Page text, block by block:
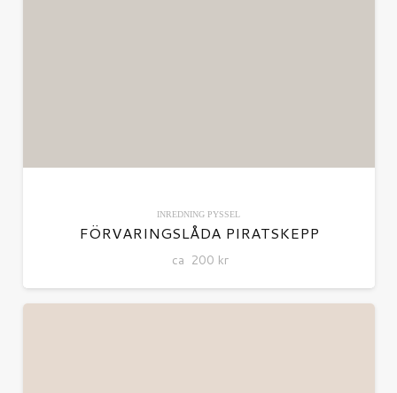
INREDNING PYSSEL
FÖRVARINGSLÅDA PIRATSKEPP
ca 200 kr